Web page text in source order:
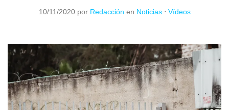
10/11/2020 por Redacción en Noticias⋅ Vídeos